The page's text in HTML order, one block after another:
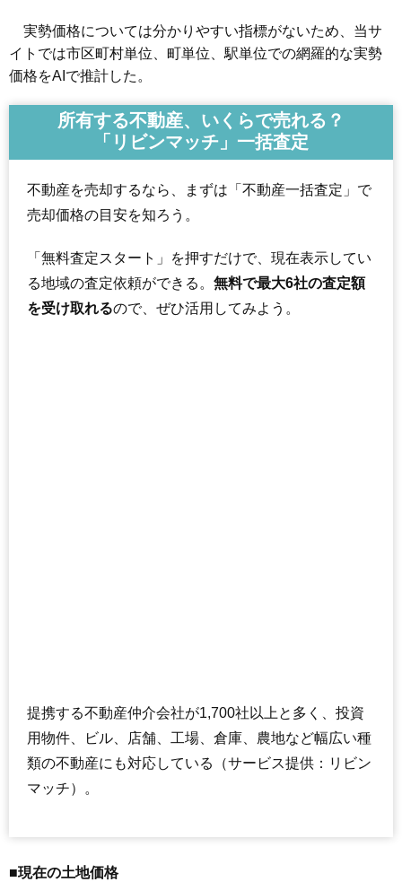
実勢価格については分かりやすい指標がないため、当サ
イトでは市区町村単位、町単位、駅単位での網羅的な実勢
価格をAIで推計した。
所有する不動産、いくらで売れる？
「リビンマッチ」一括査定
不動産を売却するなら、まずは「不動産一括査定」で
売却価格の目安を知ろう。
「無料査定スタート」を押すだけで、現在表示してい
る地域の査定依頼ができる。 無料で最大6社の査定額
を受け取れるので、ぜひ活用してみよう。
提携する不動産仲介会社が1,700社以上と多く、投資
用物件、ビル、店舗、工場、倉庫、農地など幅広い種
類の不動産にも対応している（サービス提供：リビン
マッチ）。
■現在の土地価格